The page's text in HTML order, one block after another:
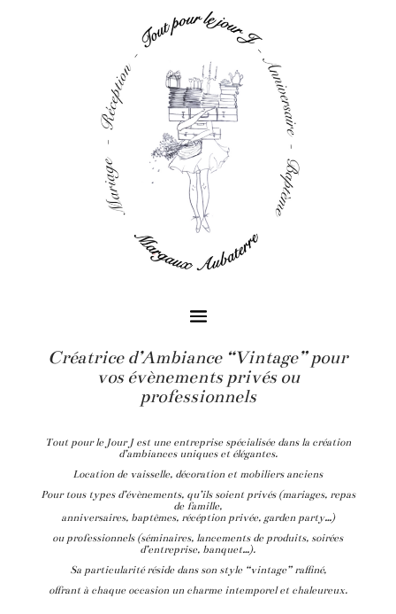
Créatrice d’Ambiance “Vintage” pour
vos évènements privés ou
professionnels
Tout pour le Jour Jest une entreprise spécialisée dans la création
d’ambiances uniques et élégantes.
Location de vaisselle, décoration et mobiliers anciens
Pour tous types d’évènements, qu’ils soient privés (mariages, repas
de famille,
anniversaires, baptêmes, récéption privée, garden party…)
ou professionnels (séminaires, lancements de produits, soirées
d’entreprise, banquet…).
Sa particularité réside dans son style “vintage” raffiné,
offrant à chaque occasion un charme intemporel et chaleureux.